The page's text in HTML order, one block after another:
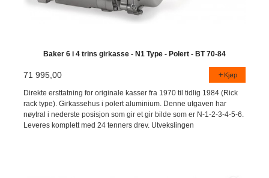
Baker 6 i 4 trins girkasse - N1 Type - Polert - BT 70-84
71 995,00 Kjøp
Direkte ersttatning for originale kasser fra 1970 til tidlig 1984 (Rick
rack type). Girkassehus i polert aluminium. Denne utgaven har
nøytral i nederste posisjon som gir et gir bilde som er N-1-2-3-4-5-6.
Leveres komplett med 24 tenners drev. Utvekslingen